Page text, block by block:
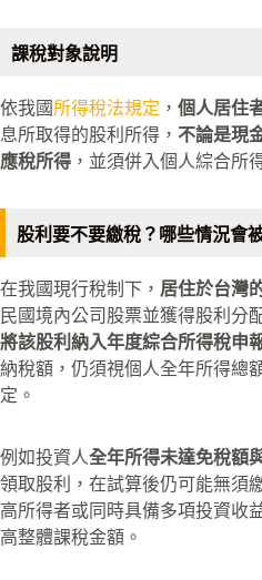
課稅對象說明
依我國 所得稅法規定 ， 個人居住
息所取得的股利所得， 不論是現
應稅所得 ，並須併入個人綜合所
股利要不要繳稅？哪些情況會
在我國現行稅制下， 居住於台灣
民國境內公司股票並獲得股利分
將該股利納入年度綜合所得稅申
納稅額，仍須視個人全年所得總
定。
例如投資人全年所得未達免稅額
領取股利，在試算後仍可能無須
高所得者或同時具備多項投資收
高整體課稅金額。